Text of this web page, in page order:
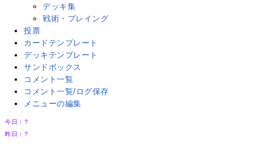
デッキ集
戦術・プレイング
投票
カードテンプレート
デッキテンプレート
サンドボックス
コメント一覧
コメント一覧/ログ保存
メニューの編集
今日： ?
昨日： ?